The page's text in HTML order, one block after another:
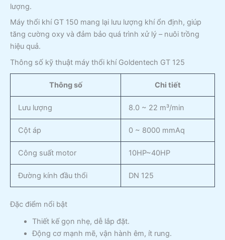
lượng.
Máy thổi khí GT 150 mang lại lưu lượng khí ổn định, giúp
tăng cường oxy và đảm bảo quá trình xử lý – nuôi trồng
hiệu quả.
Thông số kỹ thuật máy thổi khí Goldentech GT 125
Thông số Chi tiết
Lưu lượng 8.0 ~ 22 m³/min
Cột áp 0 ~ 8000 mmAq
Công suất motor 10HP~40HP
Đường kính đầu thổi DN 125
Đặc điểm nổi bật
Thiết kế gọn nhẹ, dễ lắp đặt.
Động cơ mạnh mẽ, vận hành êm, ít rung.